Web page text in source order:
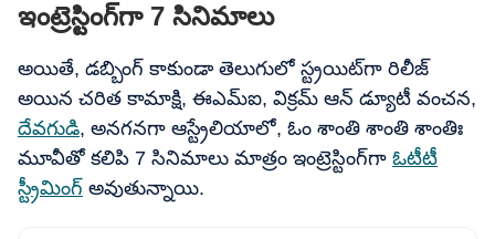
ఇంట్రెస్టింగ్‌గా 7 సినిమాలు
అయితే, డబ్బింగ్ కాకుండా తెలుగులో స్ట్రయిట్‌గా రిలీజ్
అయిన చరిత కామాక్షి, ఈఎమ్ఐ, విక్రమ్ ఆన్ డ్యూటీ వంచన,
దేవగుడి, అనగనగా ఆస్ట్రేలియాలో, ఓం శాంతి శాంతి శాంతిః
మూవీతో కలిపి 7 సినిమాలు మాత్రం ఇంట్రెస్టింగ్‌గా ఓటీటీ
స్ట్రీమింగ్ అవుతున్నాయి.